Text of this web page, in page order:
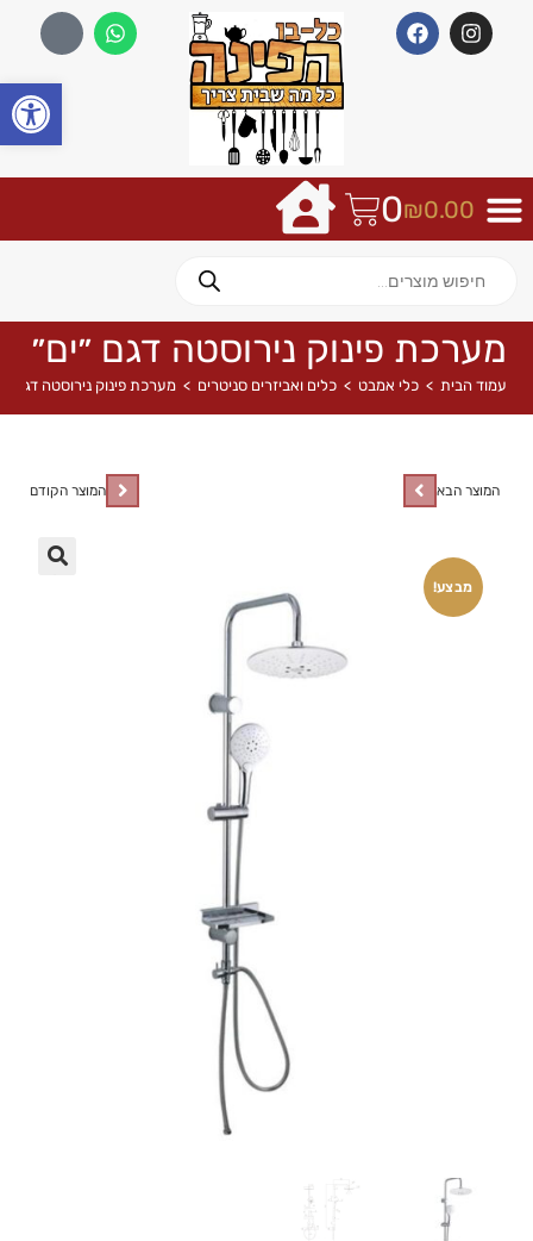
₪0.00
0
מערכת פינוק נירוסטה דגם ״ים״
עמוד הבית > כלי אמבט > כלים ואביזרים סניטרים > מערכת פינוק נירוסטה דגם
מבצע!
המוצר הקודם המוצר הבא